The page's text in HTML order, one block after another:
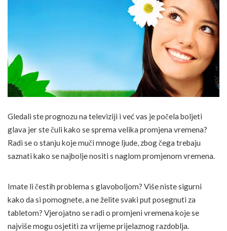
Gledali ste prognozu na televiziji i već vas je počela boljeti
glava jer ste čuli kako se sprema velika promjena vremena?
Radi se o stanju koje muči mnoge ljude, zbog čega trebaju
saznati kako se najbolje nositi s naglom promjenom vremena.
Imate li čestih problema s glavoboljom? Više niste sigurni
kako da si pomognete, a ne želite svaki put posegnuti za
tabletom? Vjerojatno se radi o promjeni vremena koje se
najviše mogu osjetiti za vrijeme prijelaznog razdoblja.